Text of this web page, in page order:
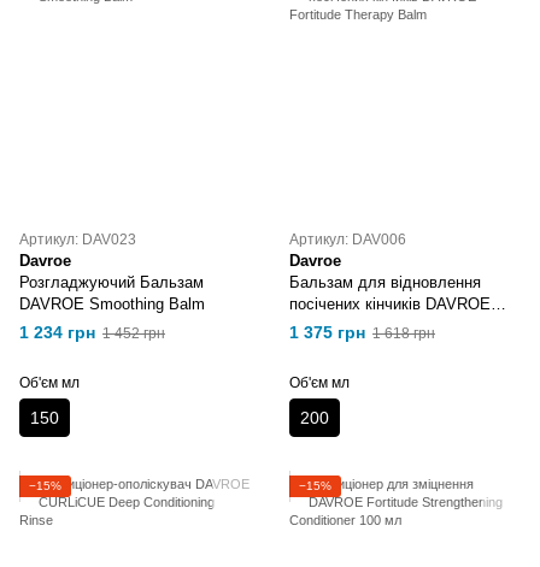
Артикул: DAV023
Davroe
Розгладжуючий Бальзам
DAVROE Smoothing Balm
1 234 грн 1 452 грн
Об'єм мл
150
Артикул: DAV006
Davroe
Бальзам для відновлення
посічених кінчиків DAVROE
Fortitude Therapy Balm
1 375 грн 1 618 грн
Об'єм мл
200
−15% −15%